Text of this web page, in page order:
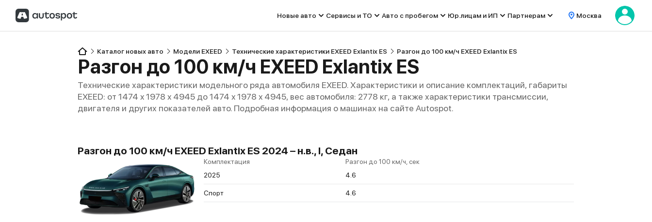
Новые авто Сервисы и ТО Авто с пробегом Юр.лицам и ИП Партнерам Москва
Каталог новых авто Модели EXEED Технические характеристики EXEED Exlantix ES Разгон до 100 км/ч EXEED Exlantix ES
Разгон до 100 км/ч EXEED Exlantix ES
Технические характеристики модельного ряда автомобиля EXEED. Характеристики и описание комплектаций, габариты
EXEED: от 1474 x 1978 x 4945 до 1474 x 1978 x 4945, вес автомобиля: 2778 кг, а также характеристики трансмиссии,
двигателя и других показателей авто. Подробная информация о машинах на сайте Autospot.
Разгон до 100 км/ч EXEED Exlantix ES 2024 – н.в., I, Седан
Комплектация
Разгон до 100 км/ч, сек
2025
4.6
Спорт 4.6